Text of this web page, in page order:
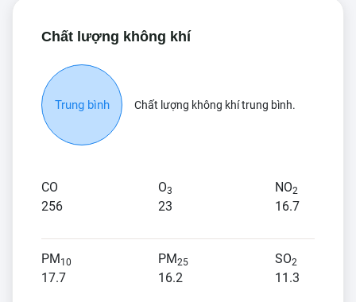
Chất lượng không khí
Trung bình Chất lượng không khí trung bình.
CO
256
O3
23
NO2
16.7
PM10
17.7
PM25
16.2
SO2
11.3